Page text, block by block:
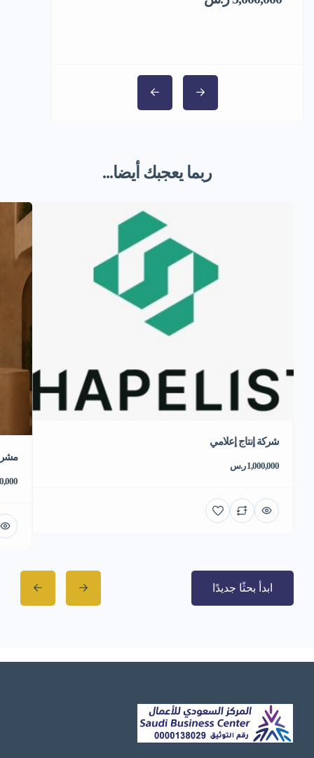
ربما يعجبك أيضا...
شركة إنتاج إعلامي
1,000,000 ر.س
ابدأ بحثًا جديدًا